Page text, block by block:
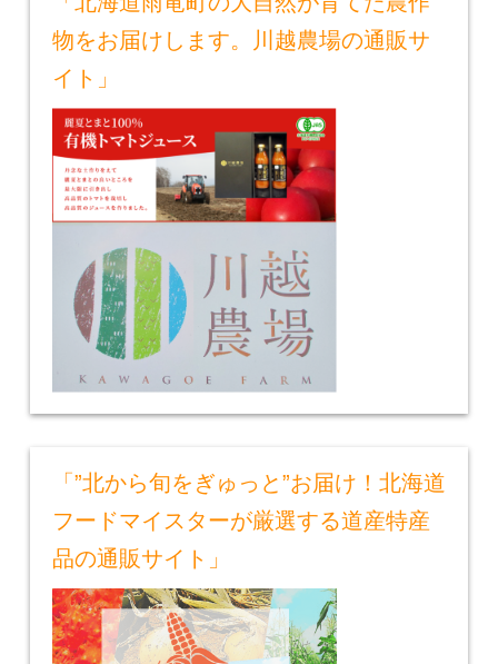
物をお届けします。川越農場の通販サ
イト」
「”北から旬をぎゅっと”お届け！北海道
フードマイスターが厳選する道産特産
品の通販サイト」